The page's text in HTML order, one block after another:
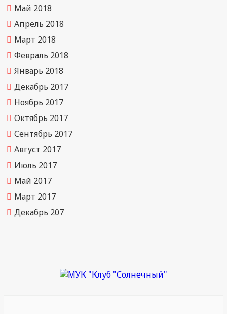
Май 2018
Апрель 2018
Март 2018
Февраль 2018
Январь 2018
Декабрь 2017
Ноябрь 2017
Октябрь 2017
Сентябрь 2017
Август 2017
Июль 2017
Май 2017
Март 2017
Декабрь 207